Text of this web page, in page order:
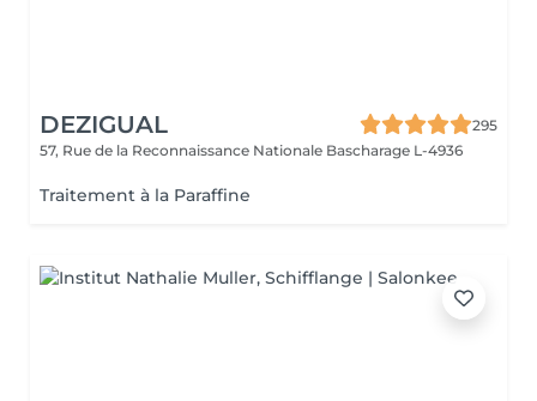
DEZIGUAL
295
57, Rue de la Reconnaissance Nationale Bascharage L-4936
Traitement à la Paraffine